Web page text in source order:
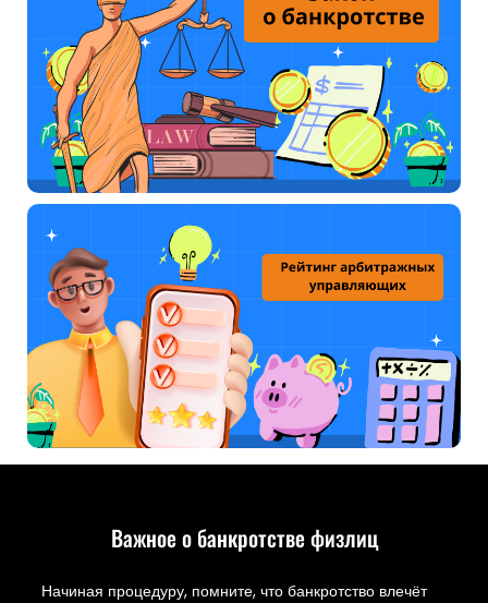
Важное о банкротстве физлиц
Начиная процедуру, помните, что банкротство влечёт